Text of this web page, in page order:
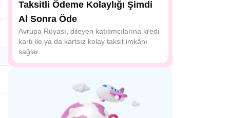
Taksitli Ödeme Kolaylığı Şimdi
Al Sonra Öde
Avrupa Rüyası, dileyen katılımcılarına kredi
kartı ile ya da kartsız kolay taksit imkânı
sağlar.